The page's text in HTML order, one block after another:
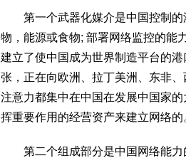
第一个武器化媒介是中国控制的
物，能源或食物; 部署网络监控的能
建立了使中国成为世界制造平台的
张，正在向欧洲、拉丁美洲、东非
注意力都集中在中国在发展中国家
挥重要作用的经营资产来建立网络的
第二个组成部分是中国网络能力